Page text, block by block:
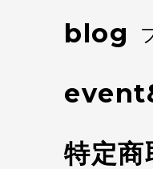
blog
特定商